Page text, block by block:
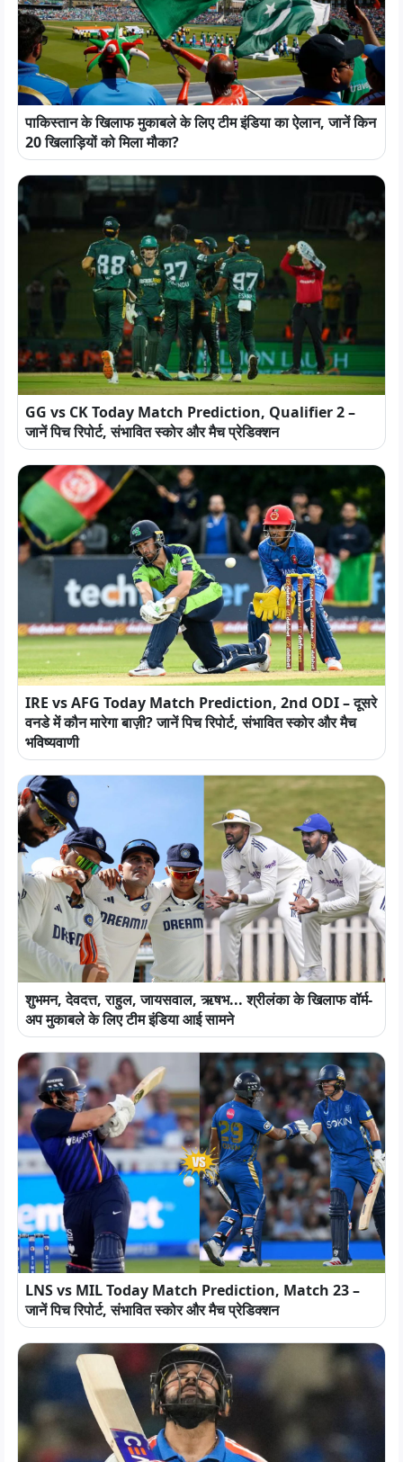
पाकिस्तान के खिलाफ मुकाबले के लिए टीम इंडिया का ऐलान, जानें किन
20 खिलाड़ियों को मिला मौका?
GG vs CK Today Match Prediction, Qualifier 2 –
जानें पिच रिपोर्ट, संभावित स्कोर और मैच प्रेडिक्शन
IRE vs AFG Today Match Prediction, 2nd ODI – दूसरे
वनडे में कौन मारेगा बाज़ी? जानें पिच रिपोर्ट, संभावित स्कोर और मैच
भविष्यवाणी
शुभमन, देवदत्त, राहुल, जायसवाल, ऋषभ... श्रीलंका के खिलाफ वॉर्म-
अप मुकाबले के लिए टीम इंडिया आई सामने
LNS vs MIL Today Match Prediction, Match 23 –
जानें पिच रिपोर्ट, संभावित स्कोर और मैच प्रेडिक्शन